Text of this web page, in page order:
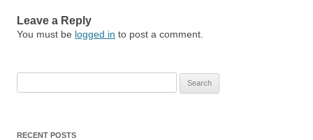
Leave a Reply
You must be logged in to post a comment.
RECENT POSTS